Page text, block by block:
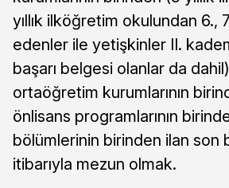
yıllık ilköğretim okulundan 6.,
edenler ile yetişkinler II.
başarı belgesi olanlar da
ortaöğretim kurumlarının
önlisans programlarının
bölümlerinin birinden ilan son
itibarıyla mezun olmak.